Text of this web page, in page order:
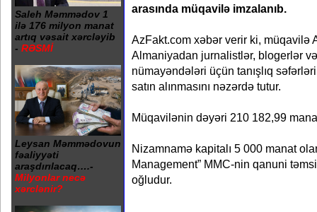
Saleh Məmmədov 1
ilə 176 milyon manat
artıq vəsait xərcləyib
- RƏSMİ
Leysan Məmmədovun
fəaliyyəti
araşdırılacaq….-
Milyonlar necə
xərclənir?
arasında müqavilə imzalanıb.
AzFakt.com xəbər verir ki, müqavilə
Almaniyadan jurnalistlər, blogerlər
nümayəndələri üçün tanışlıq
satın alınmasını nəzərdə tutur.
Müqavilənin dəyəri 210 182,99
Nizamnamə kapitalı 5 000 manat
Management” MMC-nin qanuni
oğludur.